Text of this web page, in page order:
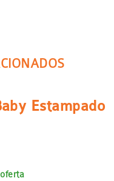
Estampado